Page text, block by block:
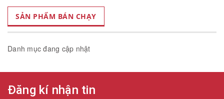
SẢN PHẨM BÁN CHẠY
Danh mục đang cập nhật
Đăng kí nhận tin